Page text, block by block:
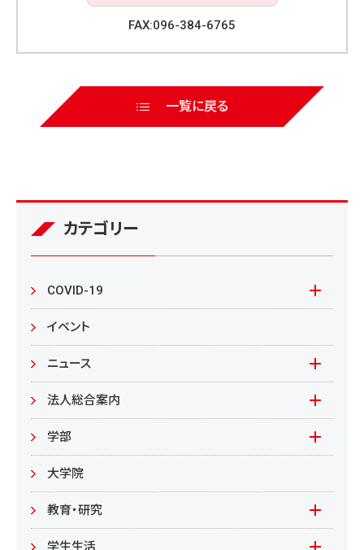
FAX:096-384-6765
一覧に戻る
カテゴリー
COVID-19
本学の対応
在学生の皆様へ
来学される皆様へ
イベント
ニュース
報道資料
基本情報
法人総合案内
入札情報
教職員募集
教職員募集（教員）
学部
文学部
日文
英米
大学院
教育・研究
教育学生生活